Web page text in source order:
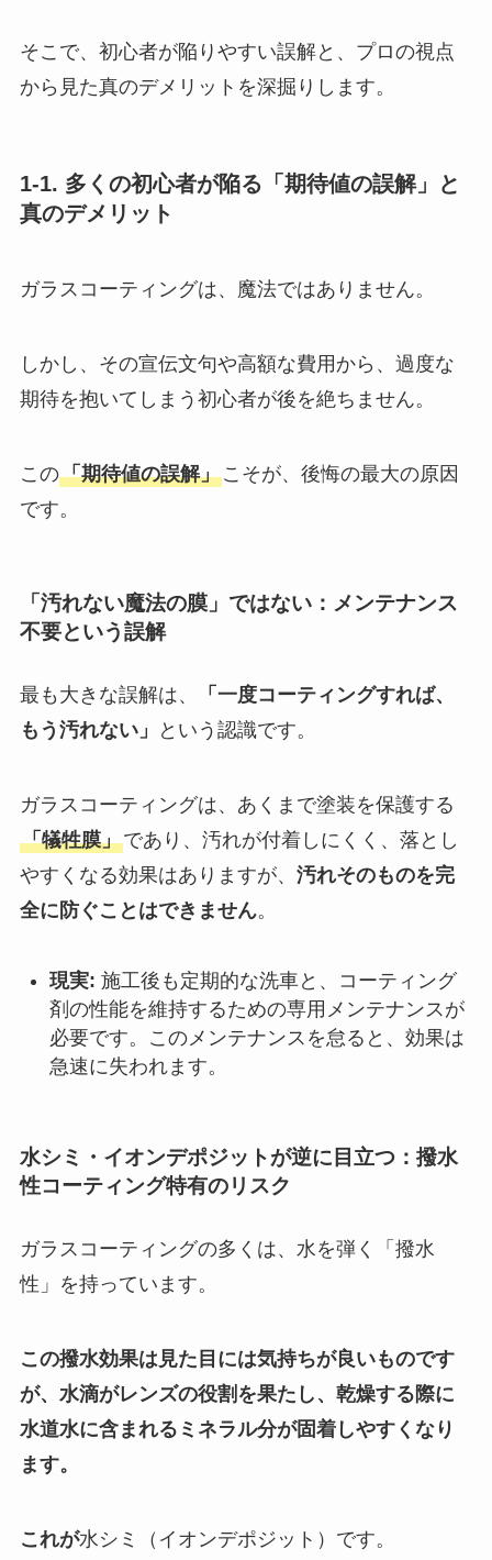
そこで、初心者が陥りやすい誤解と、プロの視点
から見た真のデメリットを深掘りします。
1-1. 多くの初心者が陥る「期待値の誤解」と
真のデメリット
ガラスコーティングは、魔法ではありません。
しかし、その宣伝文句や高額な費用から、過度な
期待を抱いてしまう初心者が後を絶ちません。
この「期待値の誤解」こそが、後悔の最大の原因
です。
「汚れない魔法の膜」ではない：メンテナンス
不要という誤解
最も大きな誤解は、
「一度コーティングすれば、
もう汚れない」
という認識です。
ガラスコーティングは、あくまで塗装を保護する
「犠牲膜」であり、汚れが付着しにくく、落とし
やすくなる効果はありますが、 汚れそのものを完
全に防ぐことはできません。
現実: 施工後も定期的な洗車と、コーティング
剤の性能を維持するための専用メンテナンスが
必要です。このメンテナンスを怠ると、効果は
急速に失われます。
水シミ・イオンデポジットが逆に目立つ：撥水
性コーティング特有のリスク
ガラスコーティングの多くは、水を弾く「撥水
性」を持っています。
この撥水効果は見た目には気持ちが良いものです
が、水滴がレンズの役割を果たし、乾燥する際に
水道水に含まれるミネラル分が固着しやすくなり
ます。
これが水シミ（イオンデポジット）です。